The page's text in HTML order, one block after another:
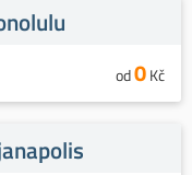
od0Kč